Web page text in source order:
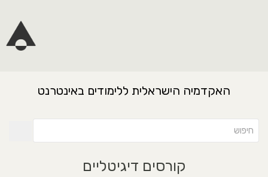
האקדמיה הישראלית ללימודים באינטרנט
קורסים דיגיטליים